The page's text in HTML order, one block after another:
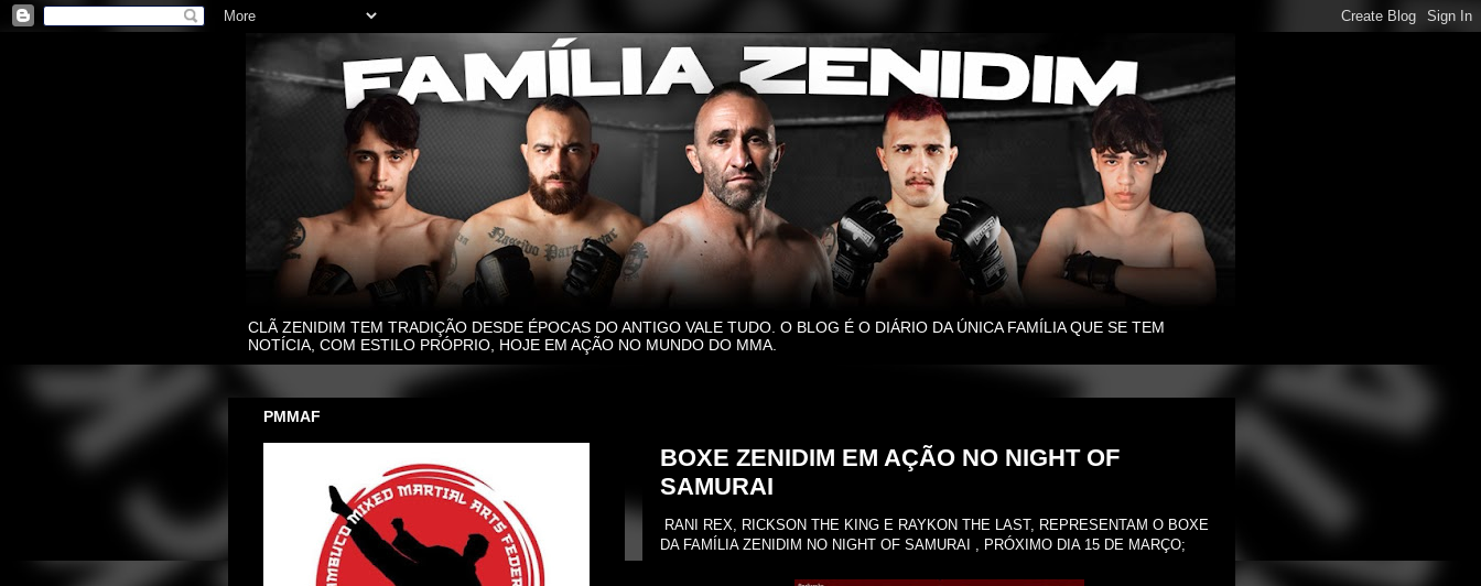
CLÃ ZENIDIM TEM TRADIÇÃO DESDE ÉPOCAS DO ANTIGO VALE TUDO. O BLOG É O DIÁRIO DA ÚNICA FAMÍLIA QUE SE TEM
NOTÍCIA, COM ESTILO PRÓPRIO, HOJE EM AÇÃO NO MUNDO DO MMA.
BOXE ZENIDIM EM AÇÃO NO NIGHT OF
SAMURAI
RANI REX, RICKSON THE KING E RAYKON THE LAST, REPRESENTAM O BOXE
DA FAMÍLIA ZENIDIM NO NIGHT OF SAMURAI , PRÓXIMO DIA 15 DE MARÇO;
PMMAF